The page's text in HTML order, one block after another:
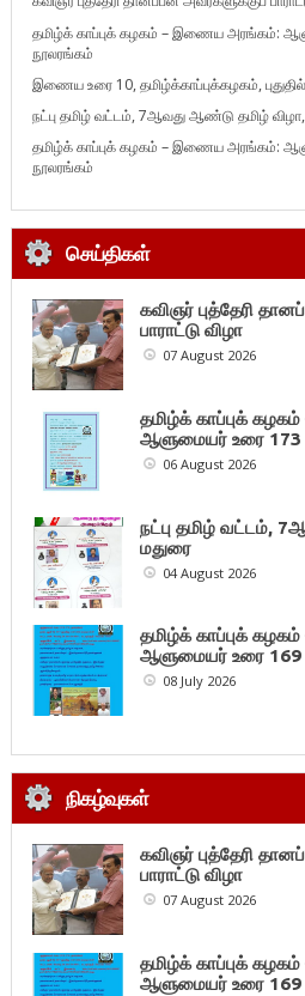
தமிழ்க் காப்புக் கழகம் – இணைய அரங்கம்:
நூலரங்கம்
இணைய உரை 10, தமிழ்க்காப்புக்கழகம்,
நட்பு தமிழ் வட்டம், 7ஆவது ஆண்டு தமிழ்
தமிழ்க் காப்புக் கழகம் – இணைய அரங்கம்:
நூலரங்கம்
செய்திகள்
கவிஞர் புத்தேரி
பாராட்டு விழா
07 August 2026
தமிழ்க் காப்புக்
ஆளுமையர் உரை 173
06 August 2026
நட்பு தமிழ் வட்டம்,
மதுரை
04 August 2026
தமிழ்க் காப்புக்
ஆளுமையர் உரை 169
08 July 2026
நிகழ்வுகள்
கவிஞர் புத்தேரி
பாராட்டு விழா
07 August 2026
தமிழ்க் காப்புக்
ஆளுமையர் உரை 169